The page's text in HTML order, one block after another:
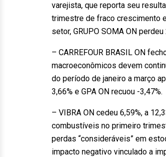
varejista, que reporta seu
trimestre de fraco crescimento
setor, GRUPO SOMA ON
– CARREFOUR BRASIL ON
macroeconômicos devem
do período de janeiro a março
3,66% e GPA ON recuou -3,47%.
– VIBRA ON cedeu 6,59%, a
combustíveis no primeiro
perdas “consideráveis” em
impacto negativo vinculado a